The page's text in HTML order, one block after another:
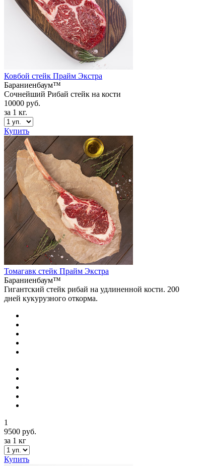
Ковбой стейк Прайм Экстра
Бараниенбаум™
Сочнейший Рибай стейк на кости
10000 руб.
за 1 кг.
Купить
Томагавк стейк Прайм Экстра
Бараниенбаум™
Гигантский стейк рибай на удлиненной кости. 200
дней кукурузного откорма.
1
9500 руб.
за 1 кг
Купить